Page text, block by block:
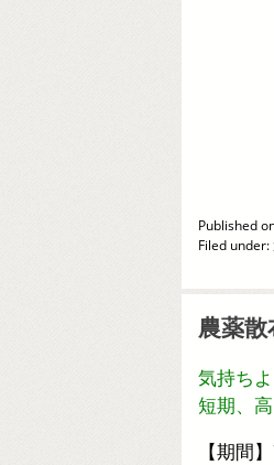
Published
Filed under:
農薬
気持ち
短期、
【期間